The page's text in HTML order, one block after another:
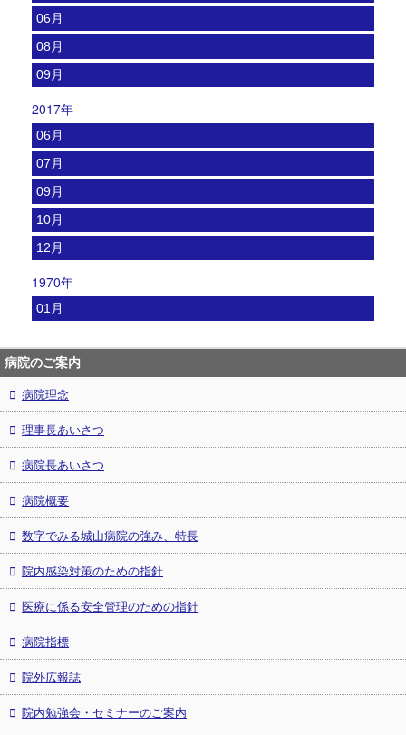
06月
08月
09月
2017年
06月
07月
09月
10月
12月
1970年
01月
病院のご案内
病院理念
理事長あいさつ
病院長あいさつ
病院概要
数字でみる城山病院の強み、特長
院内感染対策のための指針
医療に係る安全管理のための指針
病院指標
院外広報誌
院内勉強会・セミナーのご案内